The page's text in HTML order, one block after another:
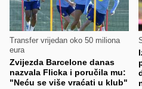
Transfer vrijedan oko 50 miliona
eura
Zvijezda Barcelone danas
nazvala Flicka i poručila mu:
"Neću se više vraćati u klub"